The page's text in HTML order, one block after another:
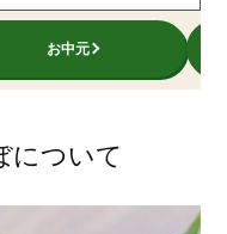
お中元
について